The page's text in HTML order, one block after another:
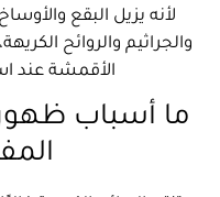
لأنه يزيل البقع
والجراثيم والروائح
الأقمشة عند
ما أسباب ظهور